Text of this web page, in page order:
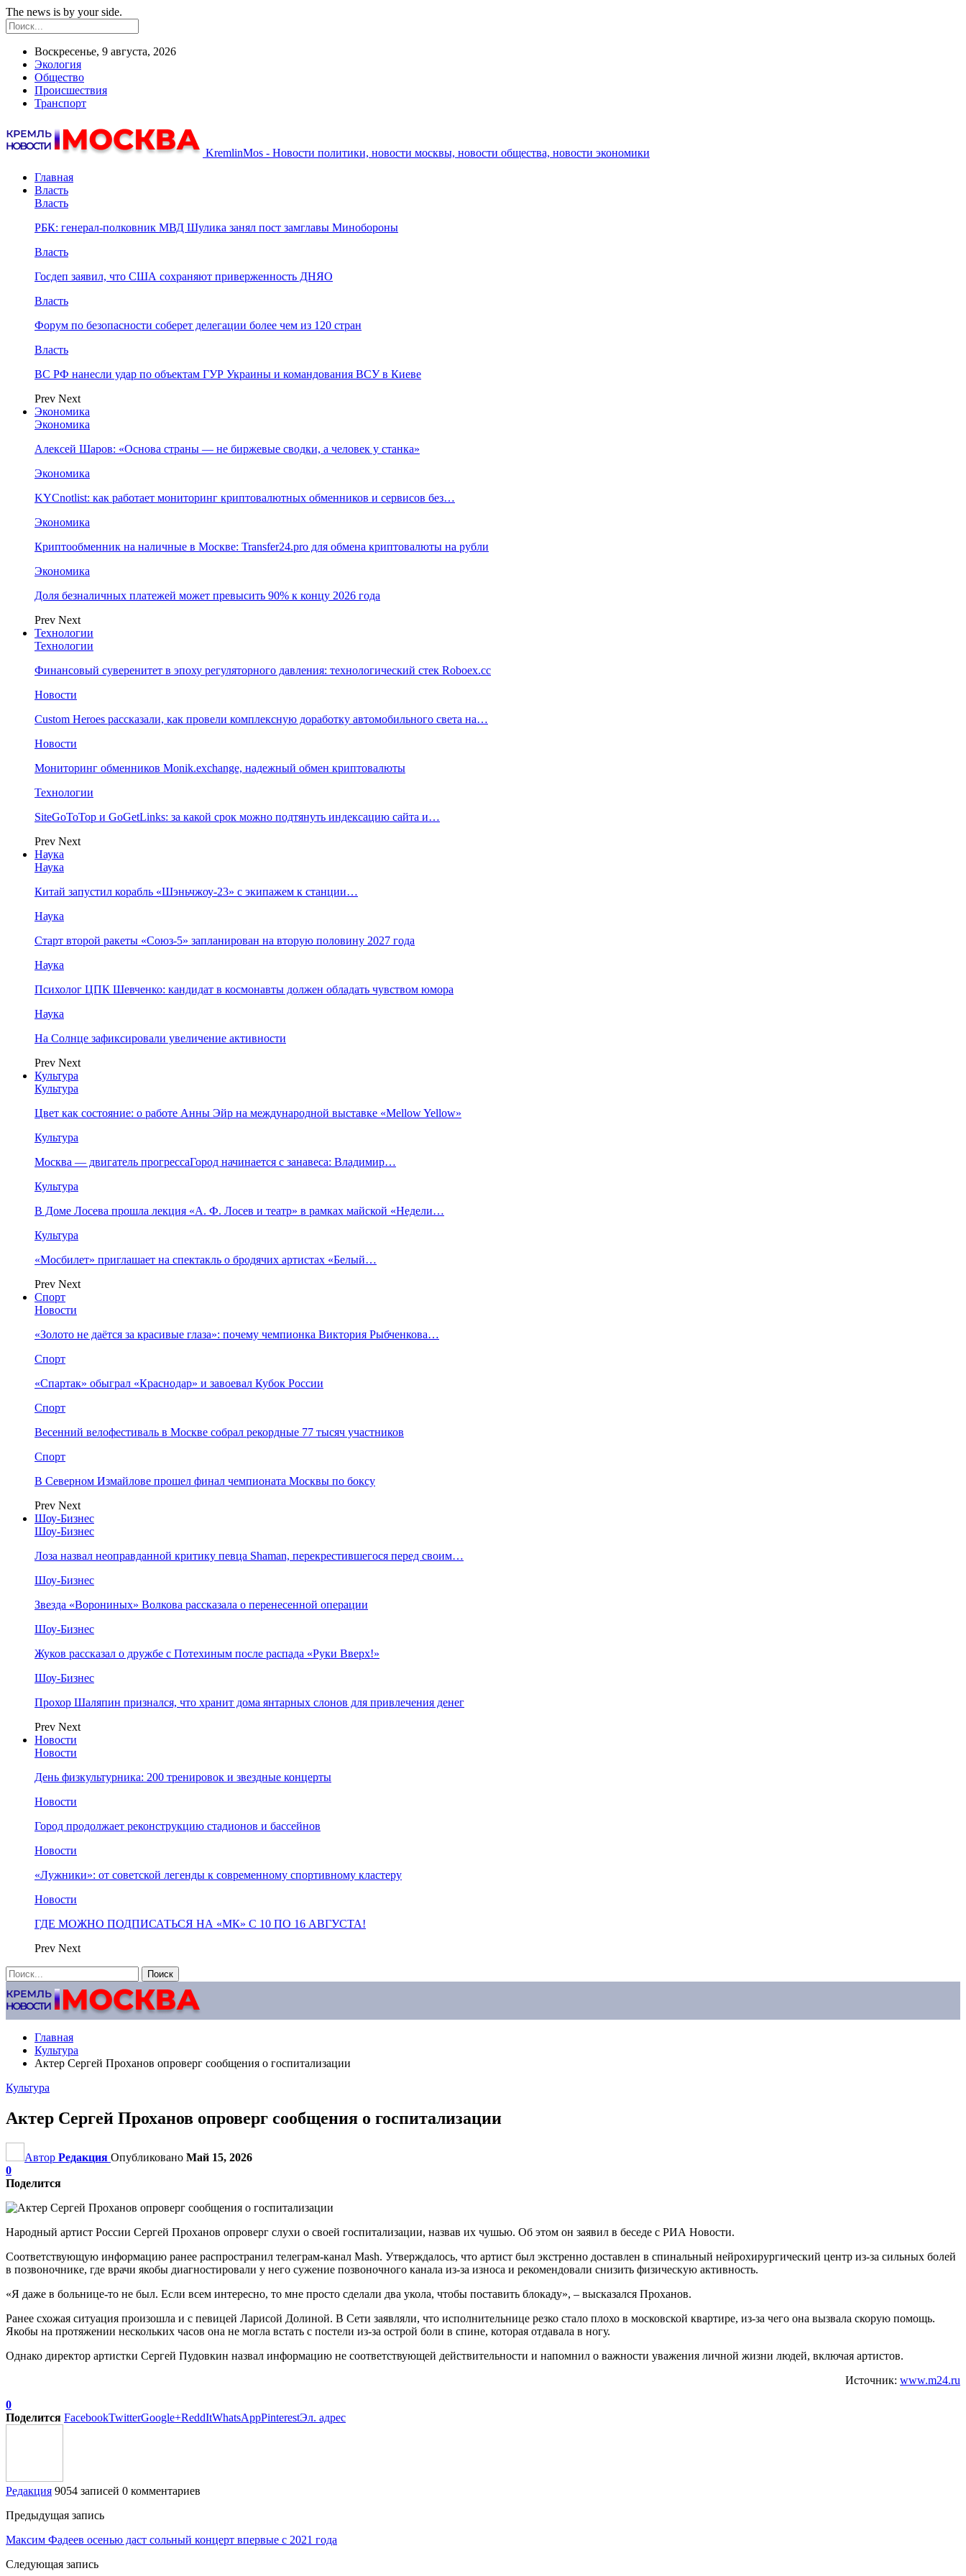
The news is by your side.
Воскресенье, 9 августа, 2026
Экология
Общество
Происшествия
Транспорт
KremlinMos - Новости политики, новости москвы, новости общества, новости экономики
Главная
Власть
Власть
РБК: генерал-полковник МВД Шулика занял пост замглавы Минобороны
Власть
Госдеп заявил, что США сохраняют приверженность ДНЯО
Власть
Форум по безопасности соберет делегации более чем из 120 стран
Власть
ВС РФ нанесли удар по объектам ГУР Украины и командования ВСУ в Киеве
Prev Next
Экономика
Экономика
Алексей Шаров: «Основа страны — не биржевые сводки, а человек у станка»
Экономика
KYCnotlist: как работает мониторинг криптовалютных обменников и сервисов без…
Экономика
Криптообменник на наличные в Москве: Transfer24.pro для обмена криптовалюты на рубли
Экономика
Доля безналичных платежей может превысить 90% к концу 2026 года
Prev Next
Технологии
Технологии
Финансовый суверенитет в эпоху регуляторного давления: технологический стек Roboex.cc
Новости
Custom Heroes рассказали, как провели комплексную доработку автомобильного света на…
Новости
Мониторинг обменников Monik.exchange, надежный обмен криптовалюты
Технологии
SiteGoToTop и GoGetLinks: за какой срок можно подтянуть индексацию сайта и…
Prev Next
Наука
Наука
Китай запустил корабль «Шэньчжоу-23» с экипажем к станции…
Наука
Старт второй ракеты «Союз-5» запланирован на вторую половину 2027 года
Наука
Психолог ЦПК Шевченко: кандидат в космонавты должен обладать чувством юмора
Наука
На Солнце зафиксировали увеличение активности
Prev Next
Культура
Культура
Цвет как состояние: о работе Анны Эйр на международной выставке «Mellow Yellow»
Культура
Москва — двигатель прогрессаГород начинается с занавеса: Владимир…
Культура
В Доме Лосева прошла лекция «А. Ф. Лосев и театр» в рамках майской «Недели…
Культура
«Мосбилет» приглашает на спектакль о бродячих артистах «Белый…
Prev Next
Спорт
Новости
«Золото не даётся за красивые глаза»: почему чемпионка Виктория Рыбченкова…
Спорт
«Спартак» обыграл «Краснодар» и завоевал Кубок России
Спорт
Весенний велофестиваль в Москве собрал рекордные 77 тысяч участников
Спорт
В Северном Измайлове прошел финал чемпионата Москвы по боксу
Prev Next
Шоу-Бизнес
Шоу-Бизнес
Лоза назвал неоправданной критику певца Shaman, перекрестившегося перед своим…
Шоу-Бизнес
Звезда «Ворониных» Волкова рассказала о перенесенной операции
Шоу-Бизнес
Жуков рассказал о дружбе с Потехиным после распада «Руки Вверх!»
Шоу-Бизнес
Прохор Шаляпин признался, что хранит дома янтарных слонов для привлечения денег
Prev Next
Новости
Новости
День физкультурника: 200 тренировок и звездные концерты
Новости
Город продолжает реконструкцию стадионов и бассейнов
Новости
«Лужники»: от советской легенды к современному спортивному кластеру
Новости
ГДЕ МОЖНО ПОДПИСАТЬСЯ НА «МК» С 10 ПО 16 АВГУСТА!
Prev Next
Главная
Культура
Актер Сергей Проханов опроверг сообщения о госпитализации
Культура
Актер Сергей Проханов опроверг сообщения о госпитализации
Автор Редакция Опубликовано Май 15, 2026
0
Поделится
Народный артист России Сергей Проханов опроверг слухи о своей госпитализации, назвав их чушью. Об этом он заявил в беседе с РИА Новости.
Соответствующую информацию ранее распространил телеграм-канал Mash. Утверждалось, что артист был экстренно доставлен в спинальный нейрохирургический центр из-за сильных болей
в позвоночнике, где врачи якобы диагностировали у него сужение позвоночного канала из-за износа и рекомендовали снизить физическую активность.
«Я даже в больнице-то не был. Если всем интересно, то мне просто сделали два укола, чтобы поставить блокаду», – высказался Проханов.
Ранее схожая ситуация произошла и с певицей Ларисой Долиной. В Сети заявляли, что исполнительнице резко стало плохо в московской квартире, из-за чего она вызвала скорую помощь.
Якобы на протяжении нескольких часов она не могла встать с постели из-за острой боли в спине, которая отдавала в ногу.
Однако директор артистки Сергей Пудовкин назвал информацию не соответствующей действительности и напомнил о важности уважения личной жизни людей, включая артистов.
Источник: www.m24.ru
0
Поделится FacebookTwitterGoogle+ReddItWhatsAppPinterestЭл. адрес
Редакция 9054 записей 0 комментариев
Предыдущая запись
Максим Фадеев осенью даст сольный концерт впервые с 2021 года
Следующая запись